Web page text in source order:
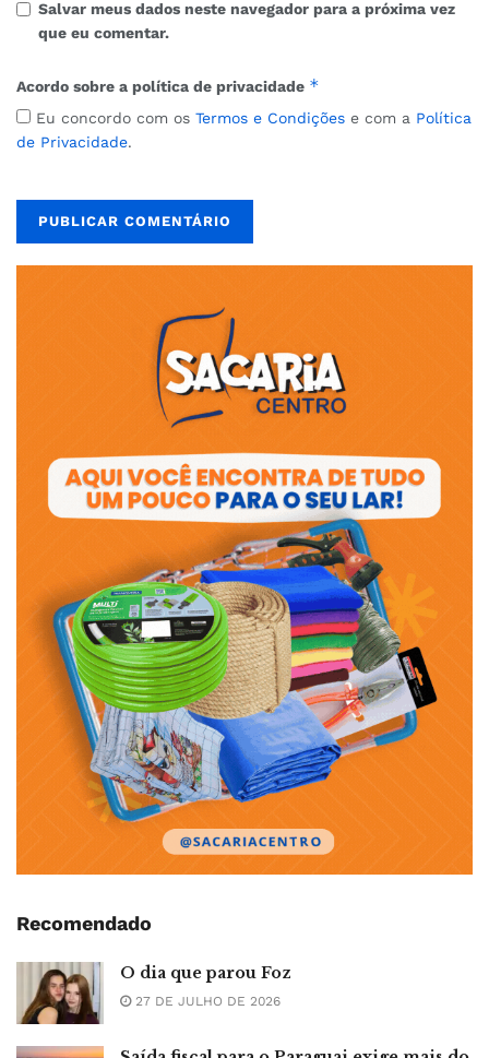
Salvar meus dados neste navegador para a próxima vez
que eu comentar.
Acordo sobre a política de privacidade *
Eu concordo com os Termos e Condições e com a Política
de Privacidade.
Recomendado
O dia que parou Foz
27 DE JULHO DE 2026